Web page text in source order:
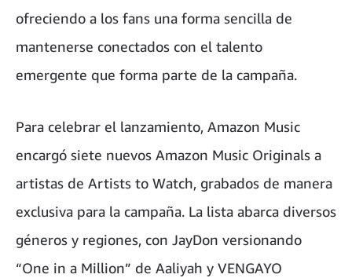
ofreciendo a los fans una forma sencilla de
mantenerse conectados con el talento
emergente que forma parte de la campaña.
Para celebrar el lanzamiento, Amazon Music
encargó siete nuevos Amazon Music Originals a
artistas de Artists to Watch, grabados de manera
exclusiva para la campaña. La lista abarca diversos
géneros y regiones, con JayDon versionando
“One in a Million” de Aaliyah y VENGAYO